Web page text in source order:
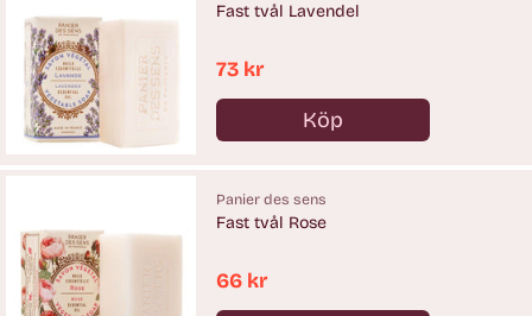
Fast tvål Lavendel
73 kr
Köp
Antal
Panier des sens
Fast tvål Rose
66 kr